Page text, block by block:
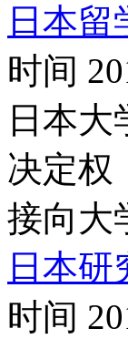
日本
时间
日本
决定权
接向大
日本
时间